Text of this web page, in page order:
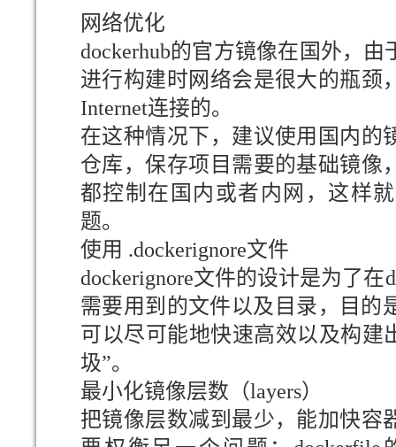
网络优化
dockerhub的官方镜像在国外，
进行构建时网络会是很大的瓶颈
Internet连接的。
在这种情况下，建议使用国内的
仓库，保存项目需要的基础镜像
都控制在国内或者内网，这样
题。
使用 .dockerignore文件
dockerignore文件的设计是为了
需要用到的文件以及目录，目的
可以尽可能地快速高效以及构建
圾”。
最小化镜像层数（layers）
把镜像层数减到最少，能加快容